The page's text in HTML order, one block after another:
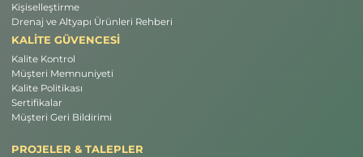
Kişiselleştirme
Drenaj ve Altyapı Ürünleri Rehberi
KALİTE GÜVENCESİ
Kalite Kontrol
Müşteri Memnuniyeti
Kalite Politikası
Sertifikalar
Müşteri Geri Bildirimi
PROJELER & TALEPLER